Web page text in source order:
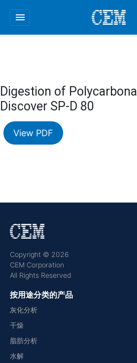
menu
Digestion of
Discover SP-D 80
View PDF
Copyright © 2026
CEM Corporation
All Rights Reserved
按用途分类的产品
灰化分析
干燥
脂肪分析
水解